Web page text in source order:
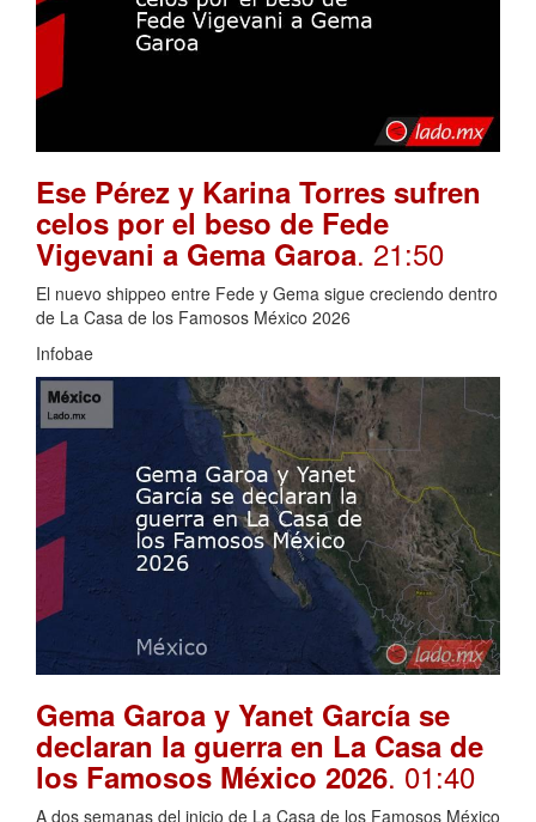
Ese Pérez y Karina Torres sufren
celos por el beso de Fede
Vigevani a Gema Garoa. 21:50
El nuevo shippeo entre Fede y Gema sigue creciendo dentro
de La Casa de los Famosos México 2026
Infobae
Gema Garoa y Yanet García se
declaran la guerra en La Casa de
los Famosos México 2026. 01:40
A dos semanas del inicio de La Casa de los Famosos México